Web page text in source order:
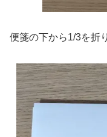
便箋の下から1/3を折